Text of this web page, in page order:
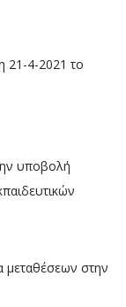
21-4-2021 το
υποβολή
μεταθέσεων στην